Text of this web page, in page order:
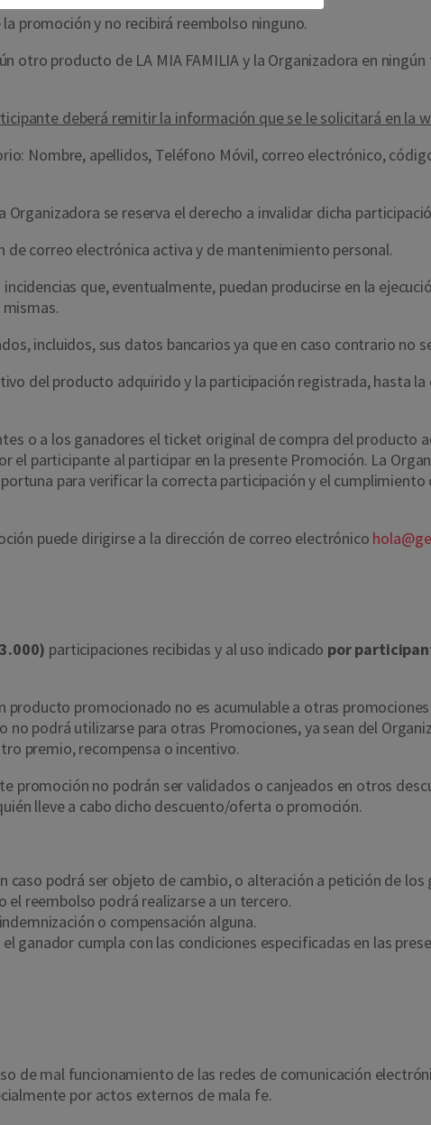
promoción y no recibirá reembolso ninguno.
producto de LA MIA FAMILIA y la Organizadora en
deberá remitir la información que se le solicitará en la
Nombre, apellidos, Teléfono Móvil, correo electrónico,
se reserva el derecho a invalidar dicha
correo electrónica activa y de mantenimiento personal.
que, eventualmente, puedan producirse en la
incluidos, sus datos bancarios ya que en caso contrario no
del producto adquirido y la participación registrada, hasta
o a los ganadores el ticket original de compra del producto
participante al participar en la presente Promoción. La
para verificar la correcta participación y el
puede dirigirse a la dirección de correo electrónico
participaciones recibidas y al uso indicado por
promocionado no es acumulable a otras
podrá utilizarse para otras Promociones, ya sean del
premio, recompensa o incentivo.
promoción no podrán ser validados o canjeados en otros
lleve a cabo dicho descuento/oferta o promoción.
podrá ser objeto de cambio, o alteración a petición de los
el reembolso podrá realizarse a un tercero.
o compensación alguna.
ganador cumpla con las condiciones especificadas en las
de mal funcionamiento de las redes de comunicación
por actos externos de mala fe.